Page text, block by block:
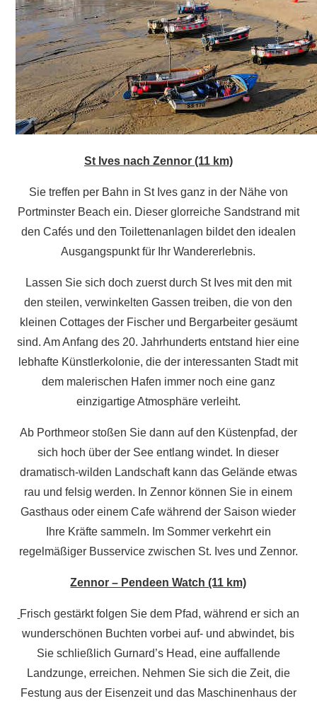
St Ives nach Zennor (11 km)
Sie treffen per Bahn in St Ives ganz in der Nähe von
Portminster Beach ein. Dieser glorreiche Sandstrand mit
den Cafés und den Toilettenanlagen bildet den idealen
Ausgangspunkt für Ihr Wandererlebnis.
Lassen Sie sich doch zuerst durch St Ives mit den mit
den steilen, verwinkelten Gassen treiben, die von den
kleinen Cottages der Fischer und Bergarbeiter gesäumt
sind. Am Anfang des 20. Jahrhunderts entstand hier eine
lebhafte Künstlerkolonie, die der interessanten Stadt mit
dem malerischen Hafen immer noch eine ganz
einzigartige Atmosphäre verleiht.
Ab Porthmeor stoßen Sie dann auf den Küstenpfad, der
sich hoch über der See entlang windet. In dieser
dramatisch-wilden Landschaft kann das Gelände etwas
rau und felsig werden. In Zennor können Sie in einem
Gasthaus oder einem Cafe während der Saison wieder
Ihre Kräfte sammeln. Im Sommer verkehrt ein
regelmäßiger Busservice zwischen St. Ives und Zennor.
Zennor – Pendeen Watch (11 km)
Frisch gestärkt folgen Sie dem Pfad, während er sich an
wunderschönen Buchten vorbei auf- und abwindet, bis
Sie schließlich Gurnard’s Head, eine auffallende
Landzunge, erreichen. Nehmen Sie sich die Zeit, die
Festung aus der Eisenzeit und das Maschinenhaus der